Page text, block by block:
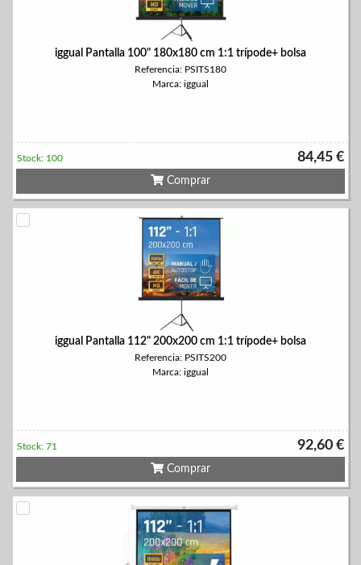
iggual Pantalla 100" 180x180 cm 1:1 trípode+ bolsa
Referencia: PSITS180
Marca: iggual
84,45 €
Stock: 100
Comprar
iggual Pantalla 112" 200x200 cm 1:1 trípode+ bolsa
Referencia: PSITS200
Marca: iggual
92,60 €
Stock: 71
Comprar